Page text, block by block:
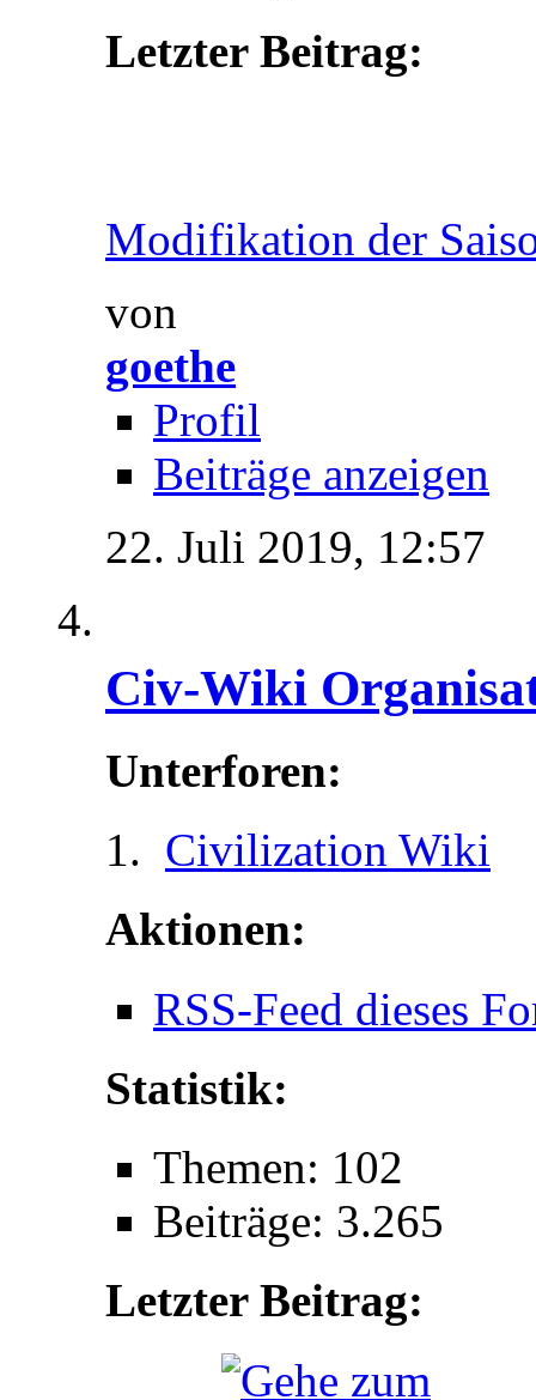
Letzter Beitrag:
Modifikation der
von
goethe
Profil
Beiträge anzeigen
22. Juli 2019, 12:57
Civ-Wiki
Unterforen:
Civilization Wiki
Aktionen:
RSS-Feed dieses
Statistik:
Themen: 102
Beiträge: 3.265
Letzter Beitrag: